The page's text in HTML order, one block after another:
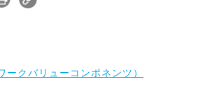
ークバリューコンポネンツ）